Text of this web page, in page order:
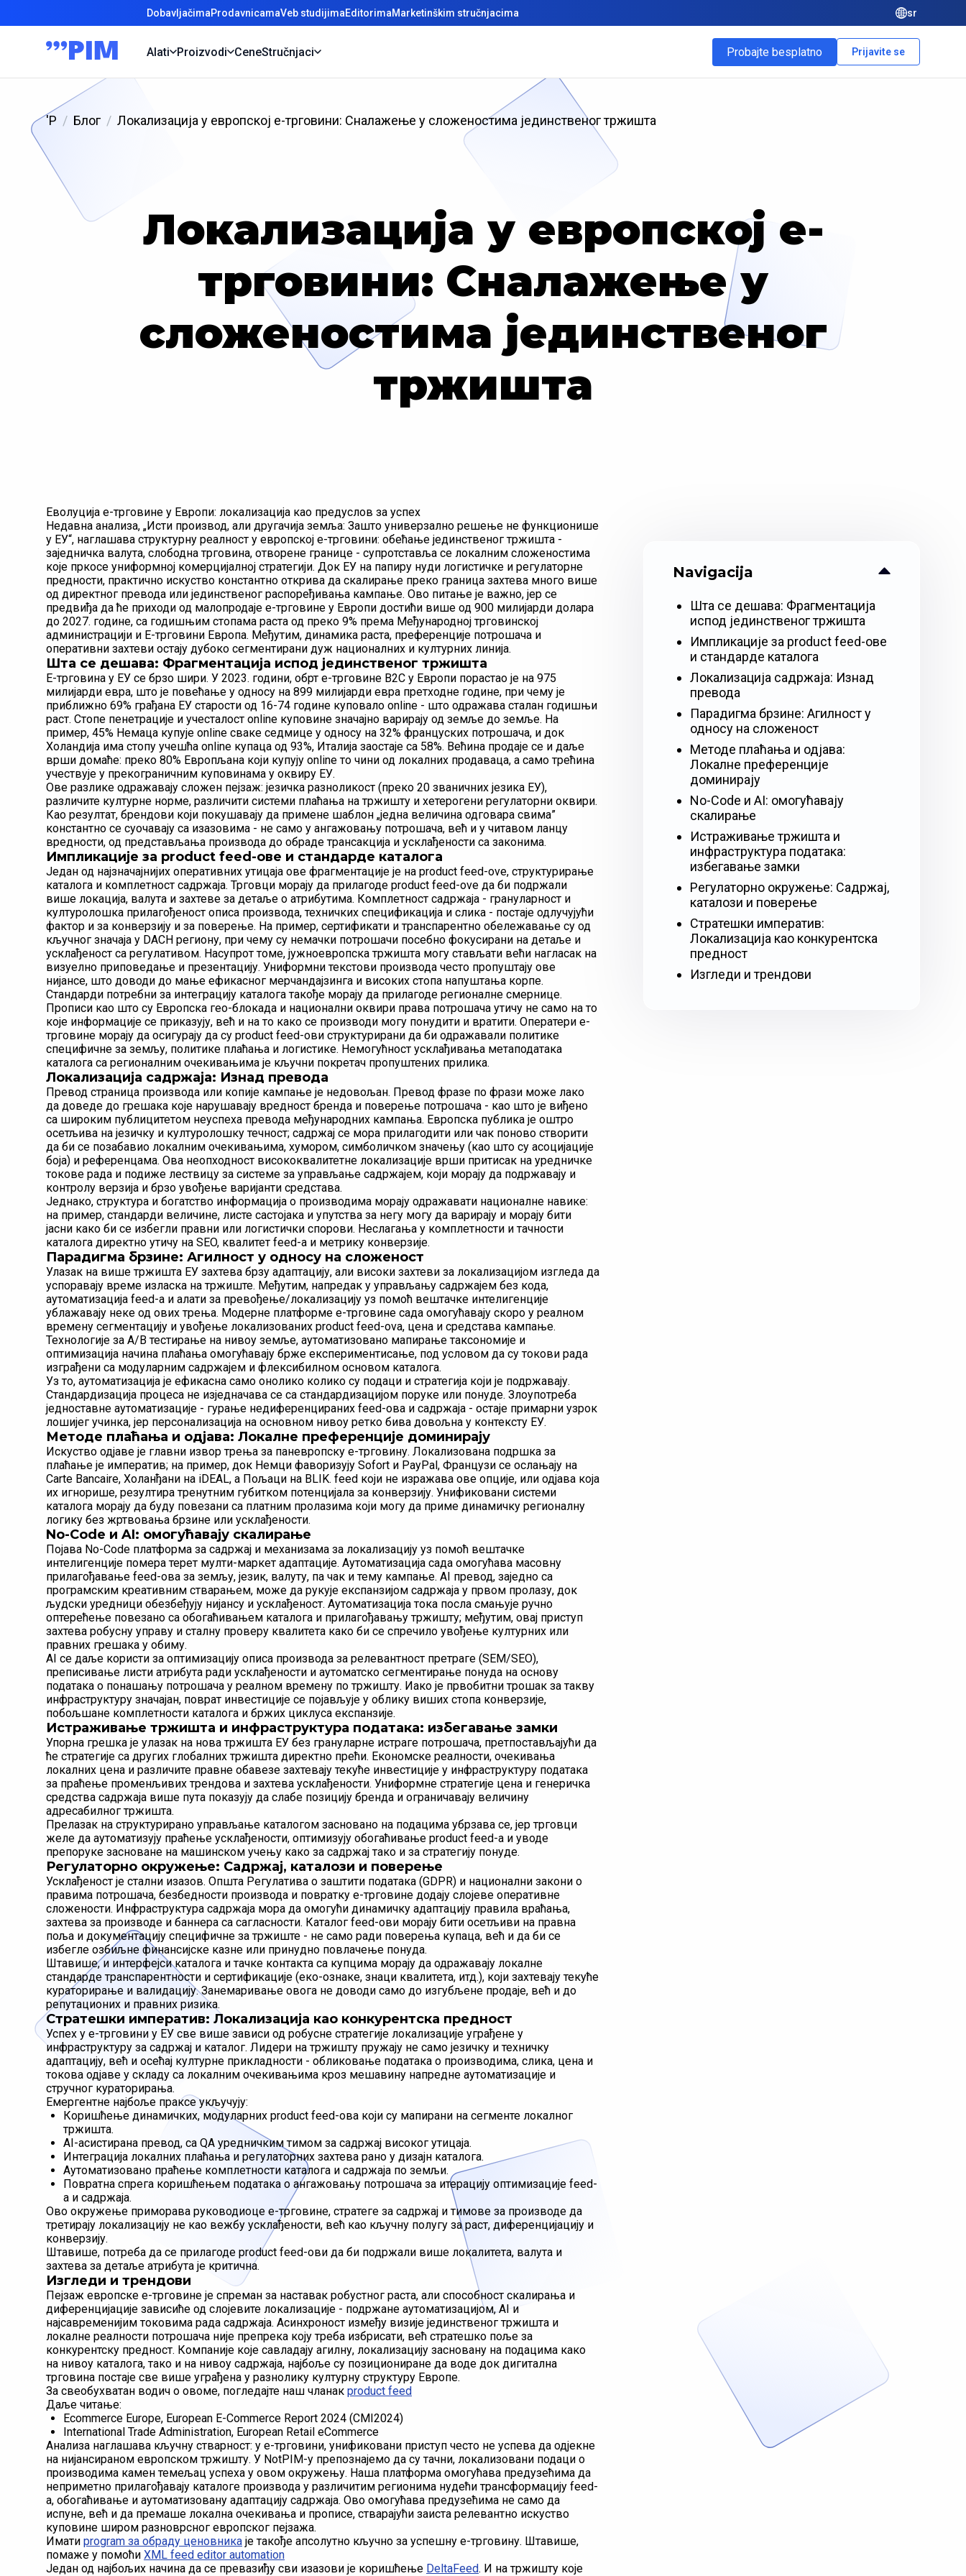
DobavljačimaProdavnicamaVeb studijimaEditorimaMarketinškim stručnjacima sr
Alati Proizvodi CeneStručnjaci Probajte besplatno Prijavite se
'P Блог Локализација у европској е-трговини: Сналажење у сложеностима јединственог тржишта
Локализација у европској е-
трговини: Сналажење у
сложеностима јединственог
тржишта
Еволуција е-трговине у Европи: локализација као предуслов за успех
Недавна анализа, „Исти производ, али другачија земља: Зашто универзално решење не функционише
у ЕУ“, наглашава структурну реалност у европској е-трговини: обећање јединственог тржишта -
заједничка валута, слободна трговина, отворене границе - супротставља се локалним сложеностима
које пркосе униформној комерцијалној стратегији. Док ЕУ на папиру нуди логистичке и регулаторне
предности, практично искуство константно открива да скалирање преко граница захтева много више
од директног превода или јединственог распоређивања кампање. Ово питање је важно, јер се
предвиђа да ће приходи од малопродаје е-трговине у Европи достићи више од 900 милијарди долара
до 2027. године, са годишњим стопама раста од преко 9% према Међународној трговинској
администрацији и Е-трговини Европа. Међутим, динамика раста, преференције потрошача и
оперативни захтеви остају дубоко сегментирани дуж националних и културних линија.
Шта се дешава: Фрагментација испод јединственог тржишта
Е-трговина у ЕУ се брзо шири. У 2023. години, обрт е-трговине B2C у Европи порастао је на 975
милијарди евра, што је повећање у односу на 899 милијарди евра претходне године, при чему је
приближно 69% грађана ЕУ старости од 16-74 године куповало online - што одражава сталан годишњи
раст. Стопе пенетрације и учесталост online куповине значајно варирају од земље до земље. На
пример, 45% Немаца купује online сваке седмице у односу на 32% француских потрошача, и док
Холандија има стопу учешћа online купаца од 93%, Италија заостаје са 58%. Већина продаје се и даље
врши домаће: преко 80% Европљана који купују online то чини од локалних продаваца, а само трећина
учествује у прекограничним куповинама у оквиру ЕУ.
Ове разлике одражавају сложен пејзаж: језичка разноликост (преко 20 званичних језика ЕУ),
различите културне норме, различити системи плаћања на тржишту и хетерогени регулаторни оквири.
Као резултат, брендови који покушавају да примене шаблон „једна величина одговара свима”
константно се суочавају са изазовима - не само у ангажовању потрошача, већ и у читавом ланцу
вредности, од представљања производа до обраде трансакција и усклађености са законима.
Импликације за product feed-ове и стандарде каталога
Један од најзначајнијих оперативних утицаја ове фрагментације је на product feed-ove, структурирање
каталога и комплетност садржаја. Трговци морају да прилагоде product feed-ove да би подржали
више локација, валута и захтеве за детаље о атрибутима. Комплетност садржаја - грануларност и
културолошка прилагођеност описа производа, техничких спецификација и слика - постаје одлучујући
фактор и за конверзију и за поверење. На пример, сертификати и транспарентно обележавање су од
кључног значаја у DACH региону, при чему су немачки потрошачи посебно фокусирани на детаље и
усклађеност са регулативом. Насупрот томе, јужноевропска тржишта могу стављати већи нагласак на
визуелно приповедање и презентацију. Униформни текстови производа често пропуштају ове
нијансе, што доводи до мање ефикасног мерчандајзинга и високих стопа напуштања корпе.
Стандарди потребни за интеграцију каталога такође морају да прилагоде регионалне смернице.
Прописи као што су Европска гео-блокада и национални оквири права потрошача утичу не само на то
које информације се приказују, већ и на то како се производи могу понудити и вратити. Оператери е-
трговине морају да осигурају да су product feed-ови структурирани да би одражавали политике
специфичне за земљу, политике плаћања и логистике. Немогућност усклађивања метаподатака
каталога са регионалним очекивањима је кључни покретач пропуштених прилика.
Локализација садржаја: Изнад превода
Превод страница производа или копије кампање је недовољан. Превод фразе по фрази може лако
да доведе до грешака које нарушавају вредност бренда и поверење потрошача - као што је виђено
са широким публицитетом неуспеха превода међународних кампања. Европска публика је оштро
осетљива на језичку и културолошку течност; садржај се мора прилагодити или чак поново створити
да би се позабавио локалним очекивањима, хумором, симболичком значењу (као што су асоцијације
боја) и референцама. Ова неопходност висококвалитетне локализације врши притисак на уредничке
токове рада и подиже лествицу за системе за управљање садржајем, који морају да подржавају и
контролу верзија и брзо увођење варијанти средстава.
Једнако, структура и богатство информација о производима морају одражавати националне навике:
на пример, стандарди величине, листе састојака и упутства за негу могу да варирају и морају бити
јасни како би се избегли правни или логистички спорови. Неслагања у комплетности и тачности
каталога директно утичу на SEO, квалитет feed-a и метрику конверзије.
Парадигма брзине: Агилност у односу на сложеност
Улазак на више тржишта ЕУ захтева брзу адаптацију, али високи захтеви за локализацијом изгледа да
успоравају време изласка на тржиште. Међутим, напредак у управљању садржајем без кода,
аутоматизација feed-а и алати за превођење/локализацију уз помоћ вештачке интелигенције
ублажавају неке од ових трења. Модерне платформе е-трговине сада омогућавају скоро у реалном
времену сегментацију и увођење локализованих product feed-ova, цена и средстава кампање.
Технологије за A/B тестирање на нивоу земље, аутоматизовано мапирање таксономије и
оптимизација начина плаћања омогућавају брже експериментисање, под условом да су токови рада
изграђени са модуларним садржајем и флексибилном основом каталога.
Уз то, аутоматизација је ефикасна само онолико колико су подаци и стратегија који је подржавају.
Стандардизација процеса не изједначава се са стандардизацијом поруке или понуде. Злоупотреба
једноставне аутоматизације - гурање недиференцираних feed-ова и садржаја - остаје примарни узрок
лошијег учинка, јер персонализација на основном нивоу ретко бива довољна у контексту ЕУ.
Методе плаћања и одјава: Локалне преференције доминирају
Искуство одјаве је главни извор трења за паневропску е-трговину. Локализована подршка за
плаћање је императив; на пример, док Немци фаворизују Sofort и PayPal, Французи се ослањају на
Carte Bancaire, Холанђани на iDEAL, а Пољаци на BLIK. feed који не изражава ове опције, или одјава која
их игнорише, резултира тренутним губитком потенцијала за конверзију. Унификовани системи
каталога морају да буду повезани са платним пролазима који могу да приме динамичку регионалну
логику без жртвовања брзине или усклађености.
No-Code и AI: омогућавају скалирање
Појава No-Code платформа за садржај и механизама за локализацију уз помоћ вештачке
интелигенције помера терет мулти-маркет адаптације. Аутоматизација сада омогућава масовну
прилагођавање feed-ова за земљу, језик, валуту, па чак и тему кампање. AI превод, заједно са
програмским креативним стварањем, може да рукује експанзијом садржаја у првом пролазу, док
људски уредници обезбеђују нијансу и усклађеност. Аутоматизација тока посла смањује ручно
оптерећење повезано са обогаћивањем каталога и прилагођавању тржишту; међутим, овај приступ
захтева робусну управу и сталну проверу квалитета како би се спречило увођење културних или
правних грешака у обиму.
AI се даље користи за оптимизацију описа производа за релевантност претраге (SEM/SEO),
преписивање листи атрибута ради усклађености и аутоматско сегментирање понуда на основу
података о понашању потрошача у реалном времену по тржишту. Иако је првобитни трошак за такву
инфраструктуру значајан, поврат инвестиције се појављује у облику виших стопа конверзије,
побољшане комплетности каталога и бржих циклуса експанзије.
Истраживање тржишта и инфраструктура података: избегавање замки
Упорна грешка је улазак на нова тржишта ЕУ без грануларне истраге потрошача, претпостављајући да
ће стратегије са других глобалних тржишта директно прећи. Економске реалности, очекивања
локалних цена и различите правне обавезе захтевају текуће инвестиције у инфраструктуру података
за праћење променљивих трендова и захтева усклађености. Униформне стратегије цена и генеричка
средства садржаја више пута показују да слабе позицију бренда и ограничавају величину
адресабилног тржишта.
Прелазак на структурирано управљање каталогом засновано на подацима убрзава се, јер трговци
желе да аутоматизују праћење усклађености, оптимизују обогаћивање product feed-а и уводе
препоруке засноване на машинском учењу како за садржај тако и за стратегију понуде.
Регулаторно окружење: Садржај, каталози и поверење
Усклађеност је стални изазов. Општа Регулатива о заштити података (GDPR) и национални закони о
правима потрошача, безбедности производа и повратку е-трговине додају слојеве оперативне
сложености. Инфраструктура садржаја мора да омогући динамичку адаптацију правила враћања,
захтева за производе и баннера са сагласности. Каталог feed-ови морају бити осетљиви на правна
поља и документацију специфичне за тржиште - не само ради поверења купаца, већ и да би се
избегле озбиљне финансијске казне или принудно повлачење понуда.
Штавише, и интерфејси каталога и тачке контакта са купцима морају да одражавају локалне
стандарде транспарентности и сертификације (еко-ознаке, знаци квалитета, итд.), који захтевају текуће
кураторирање и валидацију. Занемаривање овога не доводи само до изгубљене продаје, већ и до
репутационих и правних ризика.
Стратешки императив: Локализација као конкурентска предност
Успех у е-трговини у ЕУ све више зависи од робусне стратегије локализације уграђене у
инфраструктуру за садржај и каталог. Лидери на тржишту пружају не само језичку и техничку
адаптацију, већ и осећај културне прикладности - обликовање података о производима, слика, цена и
токова одјаве у складу са локалним очекивањима кроз мешавину напредне аутоматизације и
стручног кураторирања.
Емергентне најбоље праксе укључују:
Коришћење динамичких, модуларних product feed-ова који су мапирани на сегменте локалног
тржишта.
AI-асистирана превод, са QA уредничким тимом за садржај високог утицаја.
Интеграција локалних плаћања и регулаторних захтева рано у дизајн каталога.
Аутоматизовано праћење комплетности каталога и садржаја по земљи.
Повратна спрега коришћењем података о ангажовању потрошача за итерацију оптимизације feed-
a и садржаја.
Ово окружење приморава руководиоце е-трговине, стратеге за садржај и тимове за производе да
третирају локализацију не као вежбу усклађености, већ као кључну полугу за раст, диференцијацију и
конверзију.
Штавише, потреба да се прилагоде product feed-ови да би подржали више локалитета, валута и
захтева за детаље атрибута је критична.
Изгледи и трендови
Пејзаж европске е-трговине је спреман за наставак робустног раста, али способност скалирања и
диференцијације зависиће од слојевите локализације - подржане аутоматизацијом, AI и
најсавременијим токовима рада садржаја. Асинхроност између визије јединственог тржишта и
локалне реалности потрошача није препрека коју треба избрисати, већ стратешко поље за
конкурентску предност. Компаније које савладају агилну, локализацију засновану на подацима како
на нивоу каталога, тако и на нивоу садржаја, најбоље су позициониране да воде док дигитална
трговина постаје све више уграђена у разнолику културну структуру Европе.
За свеобухватан водич о овоме, погледајте наш чланак product feed
Даље читање:
Ecommerce Europe, European E-Commerce Report 2024 (CMI2024)
International Trade Administration, European Retail eCommerce
Анализа наглашава кључну стварност: у е-трговини, унификовани приступ често не успева да одјекне
на нијансираном европском тржишту. У NotPIM-у препознајемо да су тачни, локализовани подаци о
производима камен темељац успеха у овом окружењу. Наша платформа омогућава предузећима да
неприметно прилагођавају каталоге производа у различитим регионима нудећи трансформацију feed-
a, обогаћивање и аутоматизовану адаптацију садржаја. Ово омогућава предузећима не само да
испуне, већ и да премаше локална очекивања и прописе, стварајући заиста релевантно искуство
куповине широм разноврсног европског пејзажа.
Имати program за обраду ценовника је такође апсолутно кључно за успешну е-трговину. Штавише,
помаже у помоћи XML feed editor automation
Један од најбољих начина да се превазиђу сви изазови је коришћење DeltaFeed. И на тржишту које
Navigacija
Шта се дешава: Фрагментација
испод јединственог тржишта
Импликације за product feed-ове
и стандарде каталога
Локализација садржаја: Изнад
превода
Парадигма брзине: Агилност у
односу на сложеност
Методе плаћања и одјава:
Локалне преференције
доминирају
No-Code и AI: омогућавају
скалирање
Истраживање тржишта и
инфраструктура података:
избегавање замки
Регулаторно окружење: Садржај,
каталози и поверење
Стратешки императив:
Локализација као конкурентска
предност
Изгледи и трендови